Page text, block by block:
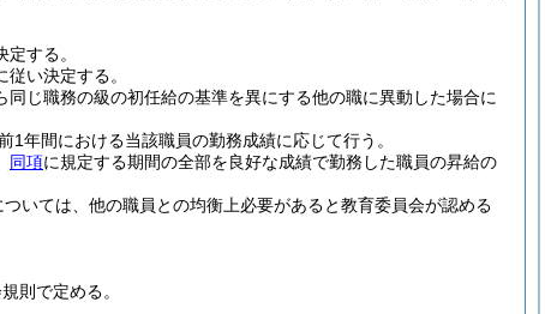
する。
い決定する。
じ職務の級の初任給の基準を異にする他の職に異動した場合に
1年間における当該職員の勤務成績に応じて行う。
同項に規定する期間の全部を良好な成績で勤務した職員の昇給の
いては、他の職員との均衡上必要があると教育委員会が認める
則で定める。